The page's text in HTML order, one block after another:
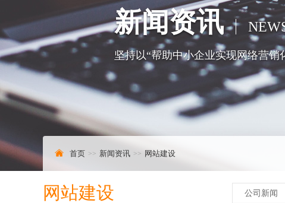
新闻资讯
坚持以“帮助中小企业实现网络营销
首页 新闻资讯 网站建设
网站建设 公司新闻